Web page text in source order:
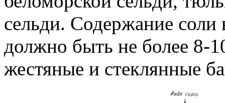
сельди. Содержание соли
должно быть не более 8-
жестяные и стеклянные